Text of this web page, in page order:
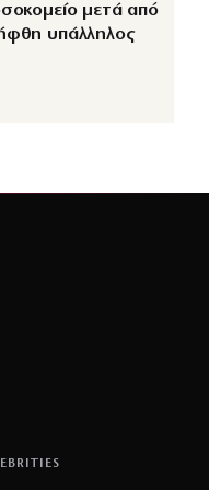
μετά από
υπάλληλος